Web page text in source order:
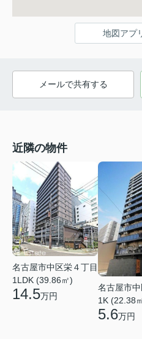
地図アプ
メールで共有する
近隣の物件
名古屋市中区栄４丁目
1LDK (39.86㎡)
14.5万円
名古屋市
1K (22.38
5.6万円